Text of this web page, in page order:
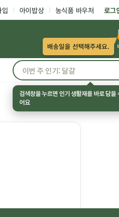
입 아이밥상 농식품 바우처 로그
배송일을 선택해주세요.
검색창을 누르면 인기 생활재를 바로 담을
어요